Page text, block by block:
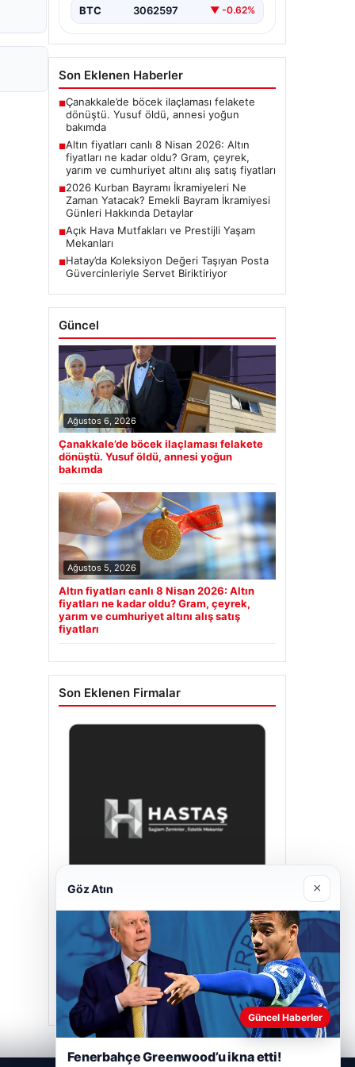
BTC 3062597 ▼ -0.62%
Son Eklenen Haberler
■Çanakkale’de böcek ilaçlaması felakete
dönüştü. Yusuf öldü, annesi yoğun
bakımda
■Altın fiyatları canlı 8 Nisan 2026: Altın
fiyatları ne kadar oldu? Gram, çeyrek,
yarım ve cumhuriyet altını alış satış fiyatları
■2026 Kurban Bayramı İkramiyeleri Ne
Zaman Yatacak? Emekli Bayram İkramiyesi
Günleri Hakkında Detaylar
■Açık Hava Mutfakları ve Prestijli Yaşam
Mekanları
■Hatay’da Koleksiyon Değeri Taşıyan Posta
Güvercinleriyle Servet Biriktiriyor
Güncel
Ağustos 6, 2026
Çanakkale’de böcek ilaçlaması felakete
dönüştü. Yusuf öldü, annesi yoğun
bakımda
Ağustos 5, 2026
Altın fiyatları canlı 8 Nisan 2026: Altın
fiyatları ne kadar oldu? Gram, çeyrek,
yarım ve cumhuriyet altını alış satış
fiyatları
Son Eklenen Firmalar
Hastaş Beton
Mayıs 26, 2026
Göz Atın ×
Güncel Haberler
Fenerbahçe Greenwood’u ikna etti!